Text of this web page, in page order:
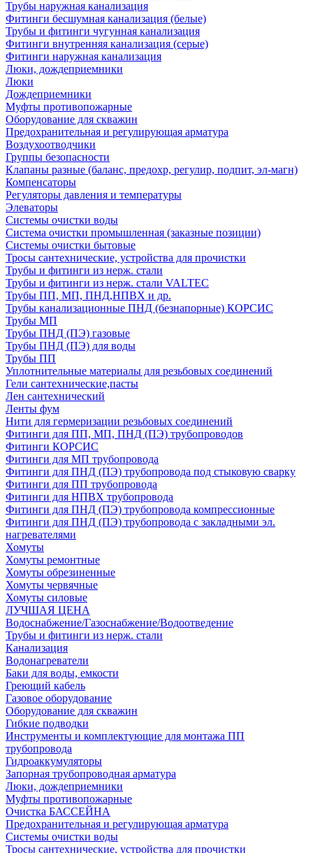
Трубы наружная канализация
Фитинги бесшумная канализация (белые)
Трубы и фитинги чугунная канализация
Фитинги внутренняя канализация (серые)
Фитинги наружная канализация
Люки, дождеприемники
Люки
Дождеприемники
Муфты противопожарные
Оборудование для скважин
Предохранительная и регулирующая арматура
Воздухоотводчики
Группы безопасности
Клапаны разные (баланс, предохр, регулир, подпит, эл-магн)
Компенсаторы
Регуляторы давления и температуры
Элеваторы
Системы очистки воды
Система очистки промышленная (заказные позиции)
Системы очистки бытовые
Тросы сантехнические, устройства для прочистки
Трубы и фитинги из нерж. стали
Трубы и фитинги из нерж. стали VALTEC
Трубы ПП, МП, ПНД,НПВХ и др.
Трубы канализационные ПНД (безнапорные) КОРСИС
Трубы МП
Трубы ПНД (ПЭ) газовые
Трубы ПНД (ПЭ) для воды
Трубы ПП
Уплотнительные материалы для резьбовых соединений
Гели сантехнические,пасты
Лен сантехнический
Ленты фум
Нити для гермеризации резьбовых соединений
Фитинги для ПП, МП, ПНД (ПЭ) трубопроводов
Фитинги КОРСИС
Фитинги для МП трубопровода
Фитинги для ПНД (ПЭ) трубопровода под стыковую сварку
Фитинги для ПП трубопровода
Фитинги для НПВХ трубопровода
Фитинги для ПНД (ПЭ) трубопровода компрессионные
Фитинги для ПНД (ПЭ) трубопровода с закладными эл.
нагревателями
Хомуты
Хомуты ремонтные
Хомуты обрезиненные
Хомуты червячные
Хомуты силовые
ЛУЧШАЯ ЦЕНА
Водоснабжение/Газоснабжение/Водоотведение
Трубы и фитинги из нерж. стали
Канализация
Водонагреватели
Баки для воды, емкости
Греющий кабель
Газовое оборудование
Оборудование для скважин
Гибкие подводки
Инструменты и комплектующие для монтажа ПП
трубопровода
Гидроаккумуляторы
Запорная трубопроводная арматура
Люки, дождеприемники
Муфты противопожарные
Очистка БАССЕЙНА
Предохранительная и регулирующая арматура
Системы очистки воды
Тросы сантехнические, устройства для прочистки